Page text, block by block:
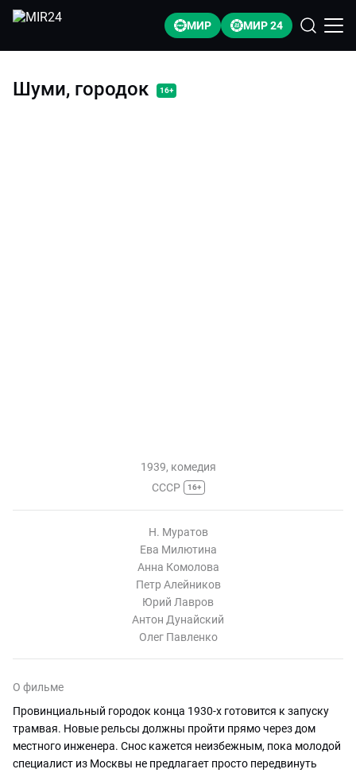
МИР МИР 24
Шуми, городок 16+
1939, комедия
СССР
16+
Н. Муратов
Ева Милютина
Анна Комолова
Петр Алейников
Юрий Лавров
Антон Дунайский
Олег Павленко
О фильме
Провинциальный городок конца 1930-х готовится к запуску
трамвая. Новые рельсы должны пройти прямо через дом
местного инженера. Снос кажется неизбежным, пока молодой
специалист из Москвы не предлагает просто передвинуть